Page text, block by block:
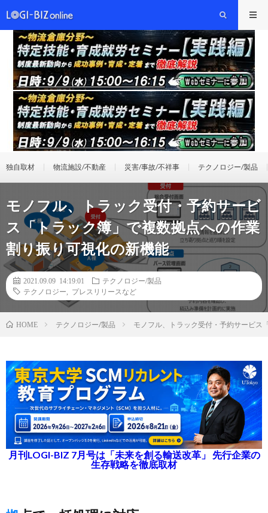
独自取材 物流施設/不動産 災害/事故/不祥事 テクノロジー/製品
モノフル、トラック受付・予約サービ
ス「トラック簿」で複数拠点への作業
割り振り可視化の新機能
2021.09.09 14:19:01
テクノロジー/製品
テクノロジー
プレスリリースなど
HOME テクノロジー/製品 モノフル、トラック受付・予約サービス
月刊LOGI-BIZ 7月号は「未来を創る輸送改革」 先行企業の
生存戦略を徹底取材